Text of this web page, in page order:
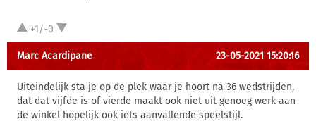
+1/-0
Marc Acardipane 23-05-2021 15:20:16
Uiteindelijk sta je op de plek waar je hoort na 36 wedstrijden,
dat dat vijfde is of vierde maakt ook niet uit genoeg werk aan
de winkel hopelijk ook iets aanvallende speelstijl.